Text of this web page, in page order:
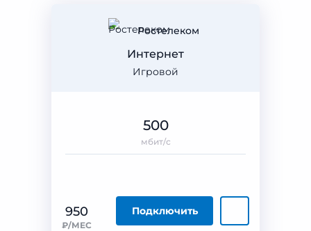
Ростелеком
Игровой
Интернет
950
₽/МЕС
Подключить
500
мбит/с